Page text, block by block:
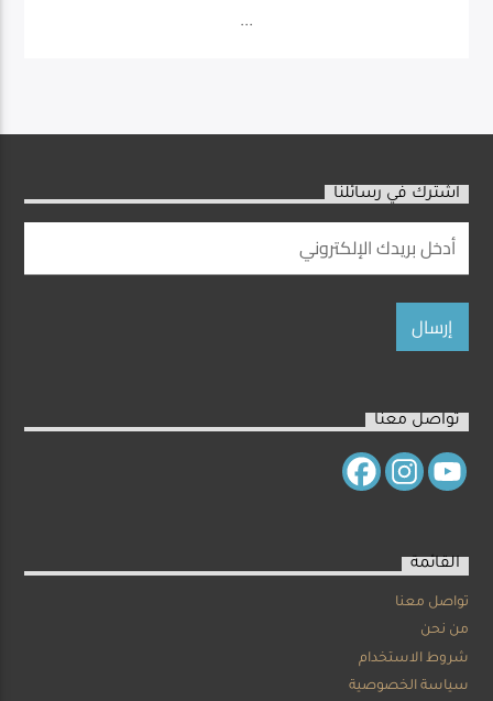
...
اشترك في رسائلنا
تواصل معنا
القائمة
تواصل معنا
من نحن
شروط الاستخدام
سياسة الخصوصية